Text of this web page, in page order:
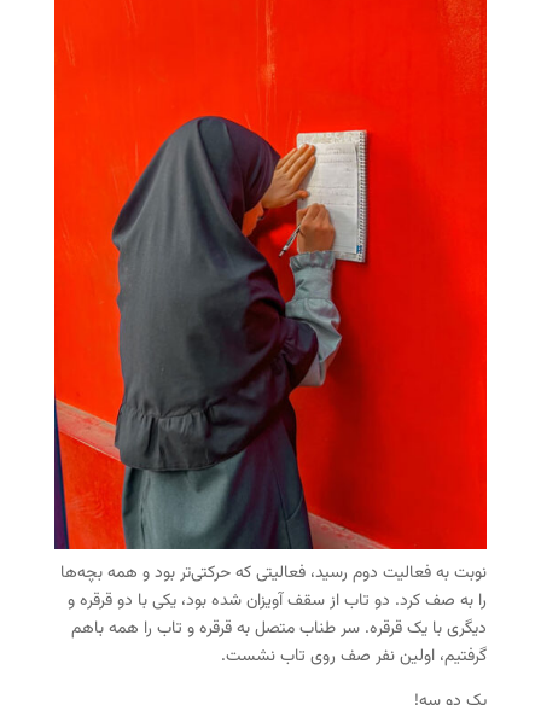
نوبت به فعالیت دوم رسید، فعالیتی که حرکتی‌تر بود و همه بچه‌ها
را به صف کرد. دو تاب از سقف آویزان شده بود، یکی با دو قرقره و
دیگری با یک قرقره. سر طناب متصل به قرقره و تاب را همه باهم
گرفتیم، اولین نفر صف روی تاب نشست.